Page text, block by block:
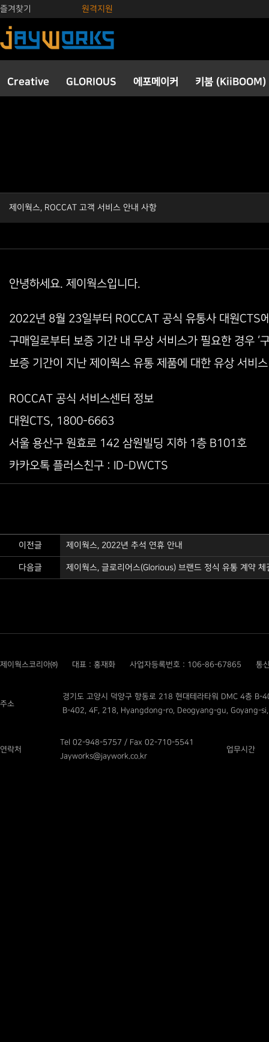
즐겨찾기 원격지원
Creative GLORIOUS 에포메이커 키붐 (KiiBOOM)
제이웍스, ROCCAT 고객 서비스 안내 사항
안녕하세요. 제이웍스입니다.
2022년 8월 23일부터 ROCCAT 공식 유통사 대원CTS
구매일로부터 보증 기간 내 무상 서비스가 필요한 경우 ‘
보증 기간이 지난 제이웍스 유통 제품에 대한 유상 서
ROCCAT 공식 서비스센터 정보
대원CTS, 1800-6663
서울 용산구 원효로 142 삼원빌딩 지하 1층 B101호
카카오톡 플러스친구 : ID-DWCTS
이전글 제이웍스, 2022년 추석 연휴 안내
다음글 제이웍스, 글로리어스(Glorious) 브랜드 정식 유통 계약 체
제이웍스코리아㈜ 대표 : 홍재화 사업자등록번호 : 106-86-67865 통
주소
경기도 고양시 덕양구 향동로 218 현대테라타워 DMC 4층 B-
B-402, 4F, 218, Hyangdong-ro, Deogyang-gu, Goyang-
연락처
Tel 02-948-5757 / Fax 02-710-5541
Jayworks@jaywork.co.kr
업무시간